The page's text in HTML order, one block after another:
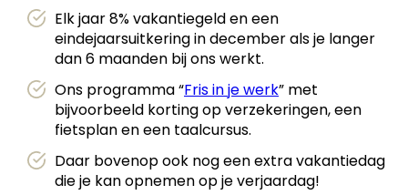
Elk jaar 8% vakantiegeld en een
eindejaarsuitkering in december als je langer
dan 6 maanden bij ons werkt.
Ons programma “Fris in je werk” met
bijvoorbeeld korting op verzekeringen, een
fietsplan en een taalcursus.
Daar bovenop ook nog een extra vakantiedag
die je kan opnemen op je verjaardag!